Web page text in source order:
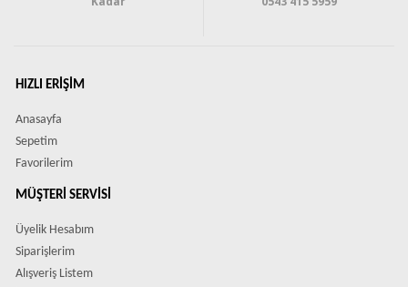
HIZLI ERIŞIM
Anasayfa
Sepetim
Favorilerim
MÜŞTERI SERVISI
Üyelik Hesabım
Siparişlerim
Alışveriş Listem